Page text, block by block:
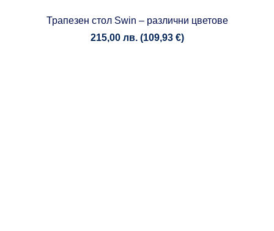
Трапезен стол Swin – различни цветове
215,00 лв. (109,93 €)